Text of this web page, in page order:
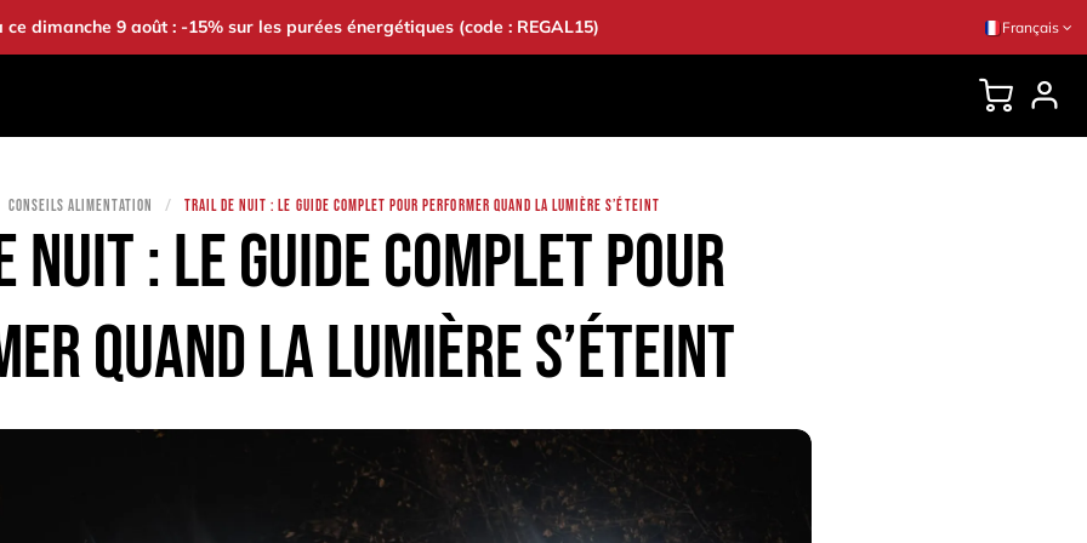
ce dimanche 9 août : -15% sur les purées énergétiques (code : REGAL15) Français
CONSEILS ALIMENTATION TRAIL DE NUIT : LE GUIDE COMPLET POUR PERFORMER QUAND LA LUMIÈRE S’ÉTEINT
nuit : le guide complet pour
quand la lumière s’éteint